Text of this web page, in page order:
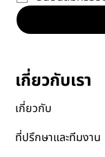
เกี่ยวกับเรา
เกี่ยวกับ
ที่ปรึกษาและทีมงาน